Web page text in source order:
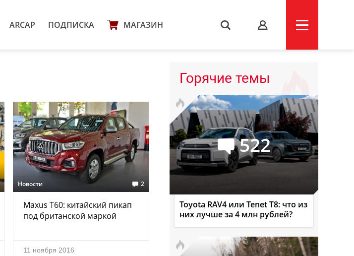
ARCAP ПОДПИСКА МАГАЗИН s
Новости 2
Maxus T60: китайский пикап
под британской маркой
11 ноября 2016
Горячие темы
522
Toyota RAV4 или Tenet T8: что из
них лучше за 4 млн рублей?